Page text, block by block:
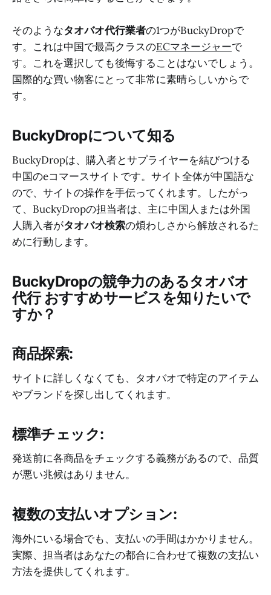
そのようなタオバオ代行業者の1つがBuckyDropで
す。これは中国で最高クラスのECマネージャーで
す。これを選択しても後悔することはないでしょう。
国際的な買い物客にとって非常に素晴らしいからで
す。
BuckyDropについて知る
BuckyDropは、購入者とサプライヤーを結びつける
中国のeコマースサイトです。サイト全体が中国語な
ので、サイトの操作を手伝ってくれます。したがっ
て、BuckyDropの担当者は、主に中国人または外国
人購入者がタオバオ検索の煩わしさから解放されるた
めに行動します。
BuckyDropの競争力のあるタオバオ
代行 おすすめサービスを知りたいで
すか？
商品探索:
サイトに詳しくなくても、タオバオで特定のアイテム
やブランドを探し出してくれます。
標準チェック:
発送前に各商品をチェックする義務があるので、品質
が悪い兆候はありません。
複数の支払いオプション:
海外にいる場合でも、支払いの手間はかかりません。
実際、担当者はあなたの都合に合わせて複数の支払い
方法を提供してくれます。